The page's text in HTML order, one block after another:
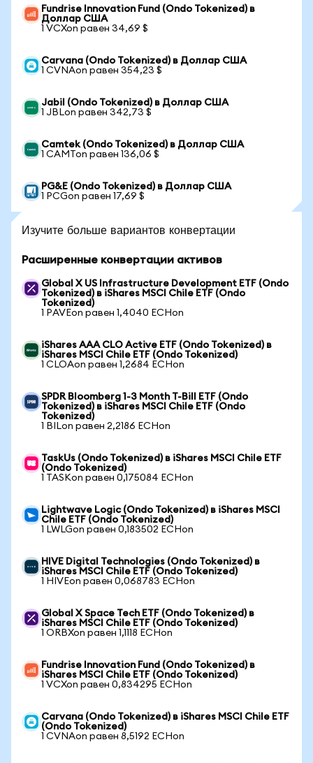
Fundrise Innovation Fund (Ondo Tokenized) в
Доллар США
1 VCXon равен 34,69 $
Carvana (Ondo Tokenized) в Доллар США
1 CVNAon равен 354,23 $
Jabil (Ondo Tokenized) в Доллар США
1 JBLon равен 342,73 $
Camtek (Ondo Tokenized) в Доллар США
1 CAMTon равен 136,06 $
PG&E (Ondo Tokenized) в Доллар США
1 PCGon равен 17,69 $
Изучите больше вариантов конвертации
Расширенные конвертации активов
Global X US Infrastructure Development ETF (Ondo
Tokenized) в iShares MSCI Chile ETF (Ondo
Tokenized)
1 PAVEon равен 1,4040 ECHon
iShares AAA CLO Active ETF (Ondo Tokenized) в
iShares MSCI Chile ETF (Ondo Tokenized)
1 CLOAon равен 1,2684 ECHon
SPDR Bloomberg 1-3 Month T-Bill ETF (Ondo
Tokenized) в iShares MSCI Chile ETF (Ondo
Tokenized)
1 BILon равен 2,2186 ECHon
TaskUs (Ondo Tokenized) в iShares MSCI Chile ETF
(Ondo Tokenized)
1 TASKon равен 0,175084 ECHon
Lightwave Logic (Ondo Tokenized) в iShares MSCI
Chile ETF (Ondo Tokenized)
1 LWLGon равен 0,183502 ECHon
HIVE Digital Technologies (Ondo Tokenized) в
iShares MSCI Chile ETF (Ondo Tokenized)
1 HIVEon равен 0,068783 ECHon
Global X Space Tech ETF (Ondo Tokenized) в
iShares MSCI Chile ETF (Ondo Tokenized)
1 ORBXon равен 1,1118 ECHon
Fundrise Innovation Fund (Ondo Tokenized) в
iShares MSCI Chile ETF (Ondo Tokenized)
1 VCXon равен 0,834295 ECHon
Carvana (Ondo Tokenized) в iShares MSCI Chile ETF
(Ondo Tokenized)
1 CVNAon равен 8,5192 ECHon